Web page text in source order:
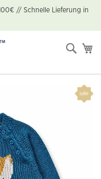
// Schnelle Lieferung in
Suche